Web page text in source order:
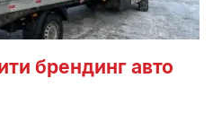
брендинг авто